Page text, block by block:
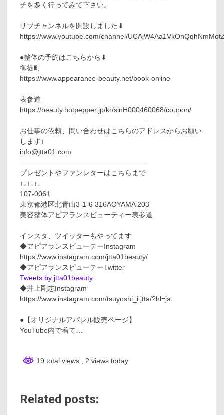
チを多く行ってみて下さい。
サブチャンネルを開設しました⬇︎
https://www.youtube.com/channel/
●整体の予約はこちらから⬇︎
御徒町
https://www.appearance-beauty.net/book-online
表参道
https://beauty.hotpepper.jp/kr/slnH000460068/coupon/
——————————————————-
お仕事の依頼、問い合わせはこちらのアドレスからお願い
します↓
info@jtta01.com
——————————————————-
プレゼントやファンレターはこちらまで
↓↓↓↓↓↓
107-0061
東京都港区北青山3-1-6 316AOYAMA 203
美容整体アピアランスビューティー表参道
インスタ、ツイッターもやってます
◆アピアランスビューテーInstagram
https://www.instagram.com/jtta01beauty/
◆アピアランスビューテーTwitter
Tweets by jtta01beauty
◆井上剛志Instagram
https://www.instagram.com/tsuyoshi_i.jtta/?hl=ja
●【オリジナルアパレル販売ページ】
YouTube内で着て…
19 total views , 2 views today
Related posts: